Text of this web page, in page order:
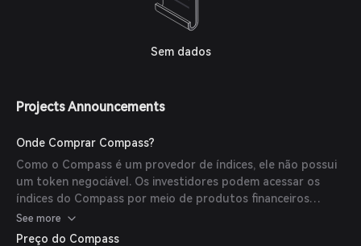
Sem dados
Projects Announcements
Onde Comprar Compass?
Como o Compass é um provedor de índices, ele não possui
um token negociável. Os investidores podem acessar os
índices do Compass por meio de produtos financeiros
oferecidos por instituições parceiras.
See more
Preço do Compass